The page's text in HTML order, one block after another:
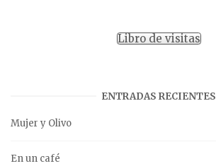
Libro de visitas
ENTRADAS RECIENTES
Mujer y Olivo
En un café